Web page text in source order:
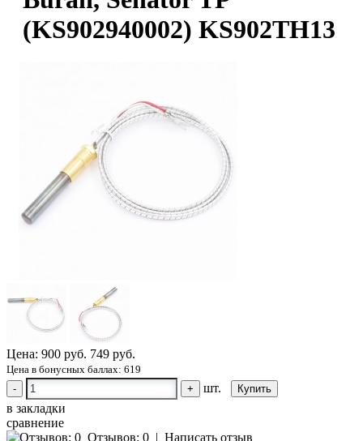
(KS902940002) KS902TH13
Цена: 900 руб. 749 руб.
Цена в бонусных баллах: 619
-
+
шт.
в закладки
сравнение
Отзывов: 0 | Написать отзыв